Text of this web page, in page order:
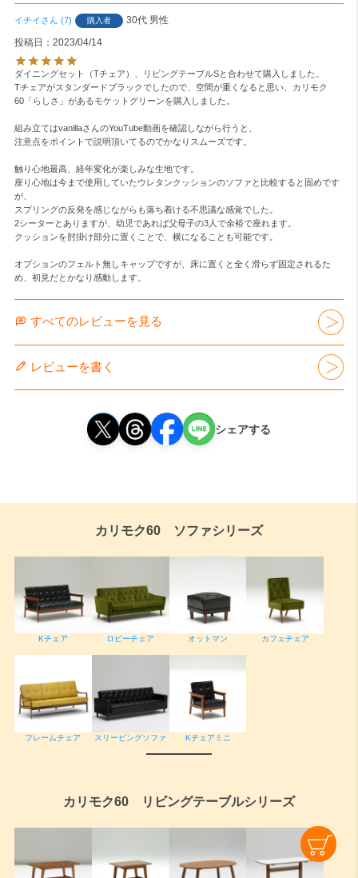
イチイ 7 購入者 30代 男性
投稿日
2023/04/14
ダイニングセット（Tチェア）、リビングテーブルSと合わせて購入しました。
Tチェアがスタンダードブラックでしたので、空間が重くなると思い、カリモク
60「らしさ」があるモケットグリーンを購入しました。
組み立てはvanillaさんのYouTube動画を確認しながら行うと、
注意点をポイントで説明頂いてるのでかなりスムーズです。
触り心地最高、経年変化が楽しみな生地です。
座り心地は今まで使用していたウレタンクッションのソファと比較すると固めです
が、
スプリングの反発を感じながらも落ち着ける不思議な感覚でした。
2シーターとありますが、幼児であれば父母子の3人で余裕で座れます。
クッションを肘掛け部分に置くことで、横になることも可能です。
オプションのフェルト無しキャップですが、床に置くと全く滑らず固定されるた
め、初見だとかなり感動します。
すべてのレビューを見る
レビューを書く
シェアする
カリモク60 ソファシリーズ
Kチェア ロビーチェア オットマン カフェチェア
フレームチェア スリーピングソファ Kチェアミニ
カリモク60 リビングテーブルシリーズ